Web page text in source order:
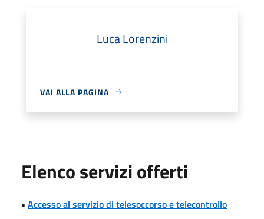
Luca Lorenzini
VAI ALLA PAGINA
Elenco servizi offerti
• Accesso al servizio di telesoccorso e telecontrollo